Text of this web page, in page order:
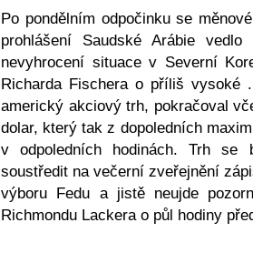
Po pondělním odpočinku se
prohlášení Saudské Arábie
nevyhrocení situace v Severní
Richarda Fischera o příliš
americký akciový trh, pokračoval
dolar, který tak z dopoledních
v odpoledních hodinách. Trh se
soustředit na večerní zveřejnění
výboru Fedu a jistě neujde
Richmondu Lackera o půl hodiny